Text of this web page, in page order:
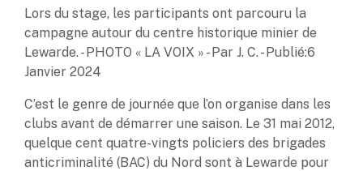
Lors du stage, les participants ont parcouru la
campagne autour du centre historique minier de
Lewarde. - PHOTO « LA VOIX » - Par J. C. - Publié:6
Janvier 2024
C’est le genre de journée que l’on organise dans les
clubs avant de démarrer une saison. Le 31 mai 2012,
quelque cent quatre-vingts policiers des brigades
anticriminalité (BAC) du Nord sont à Lewarde pour